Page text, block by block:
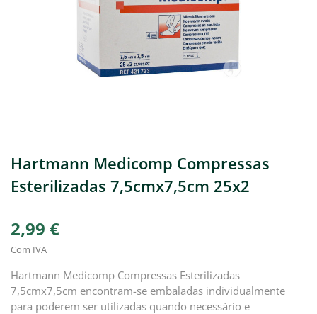
Hartmann Medicomp Compressas
Esterilizadas 7,5cmx7,5cm 25x2
2,99 €
Com IVA
Hartmann Medicomp Compressas Esterilizadas
7,5cmx7,5cm encontram-se embaladas individualmente
para poderem ser utilizadas quando necessário e